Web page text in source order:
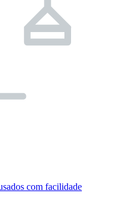
com facilidade